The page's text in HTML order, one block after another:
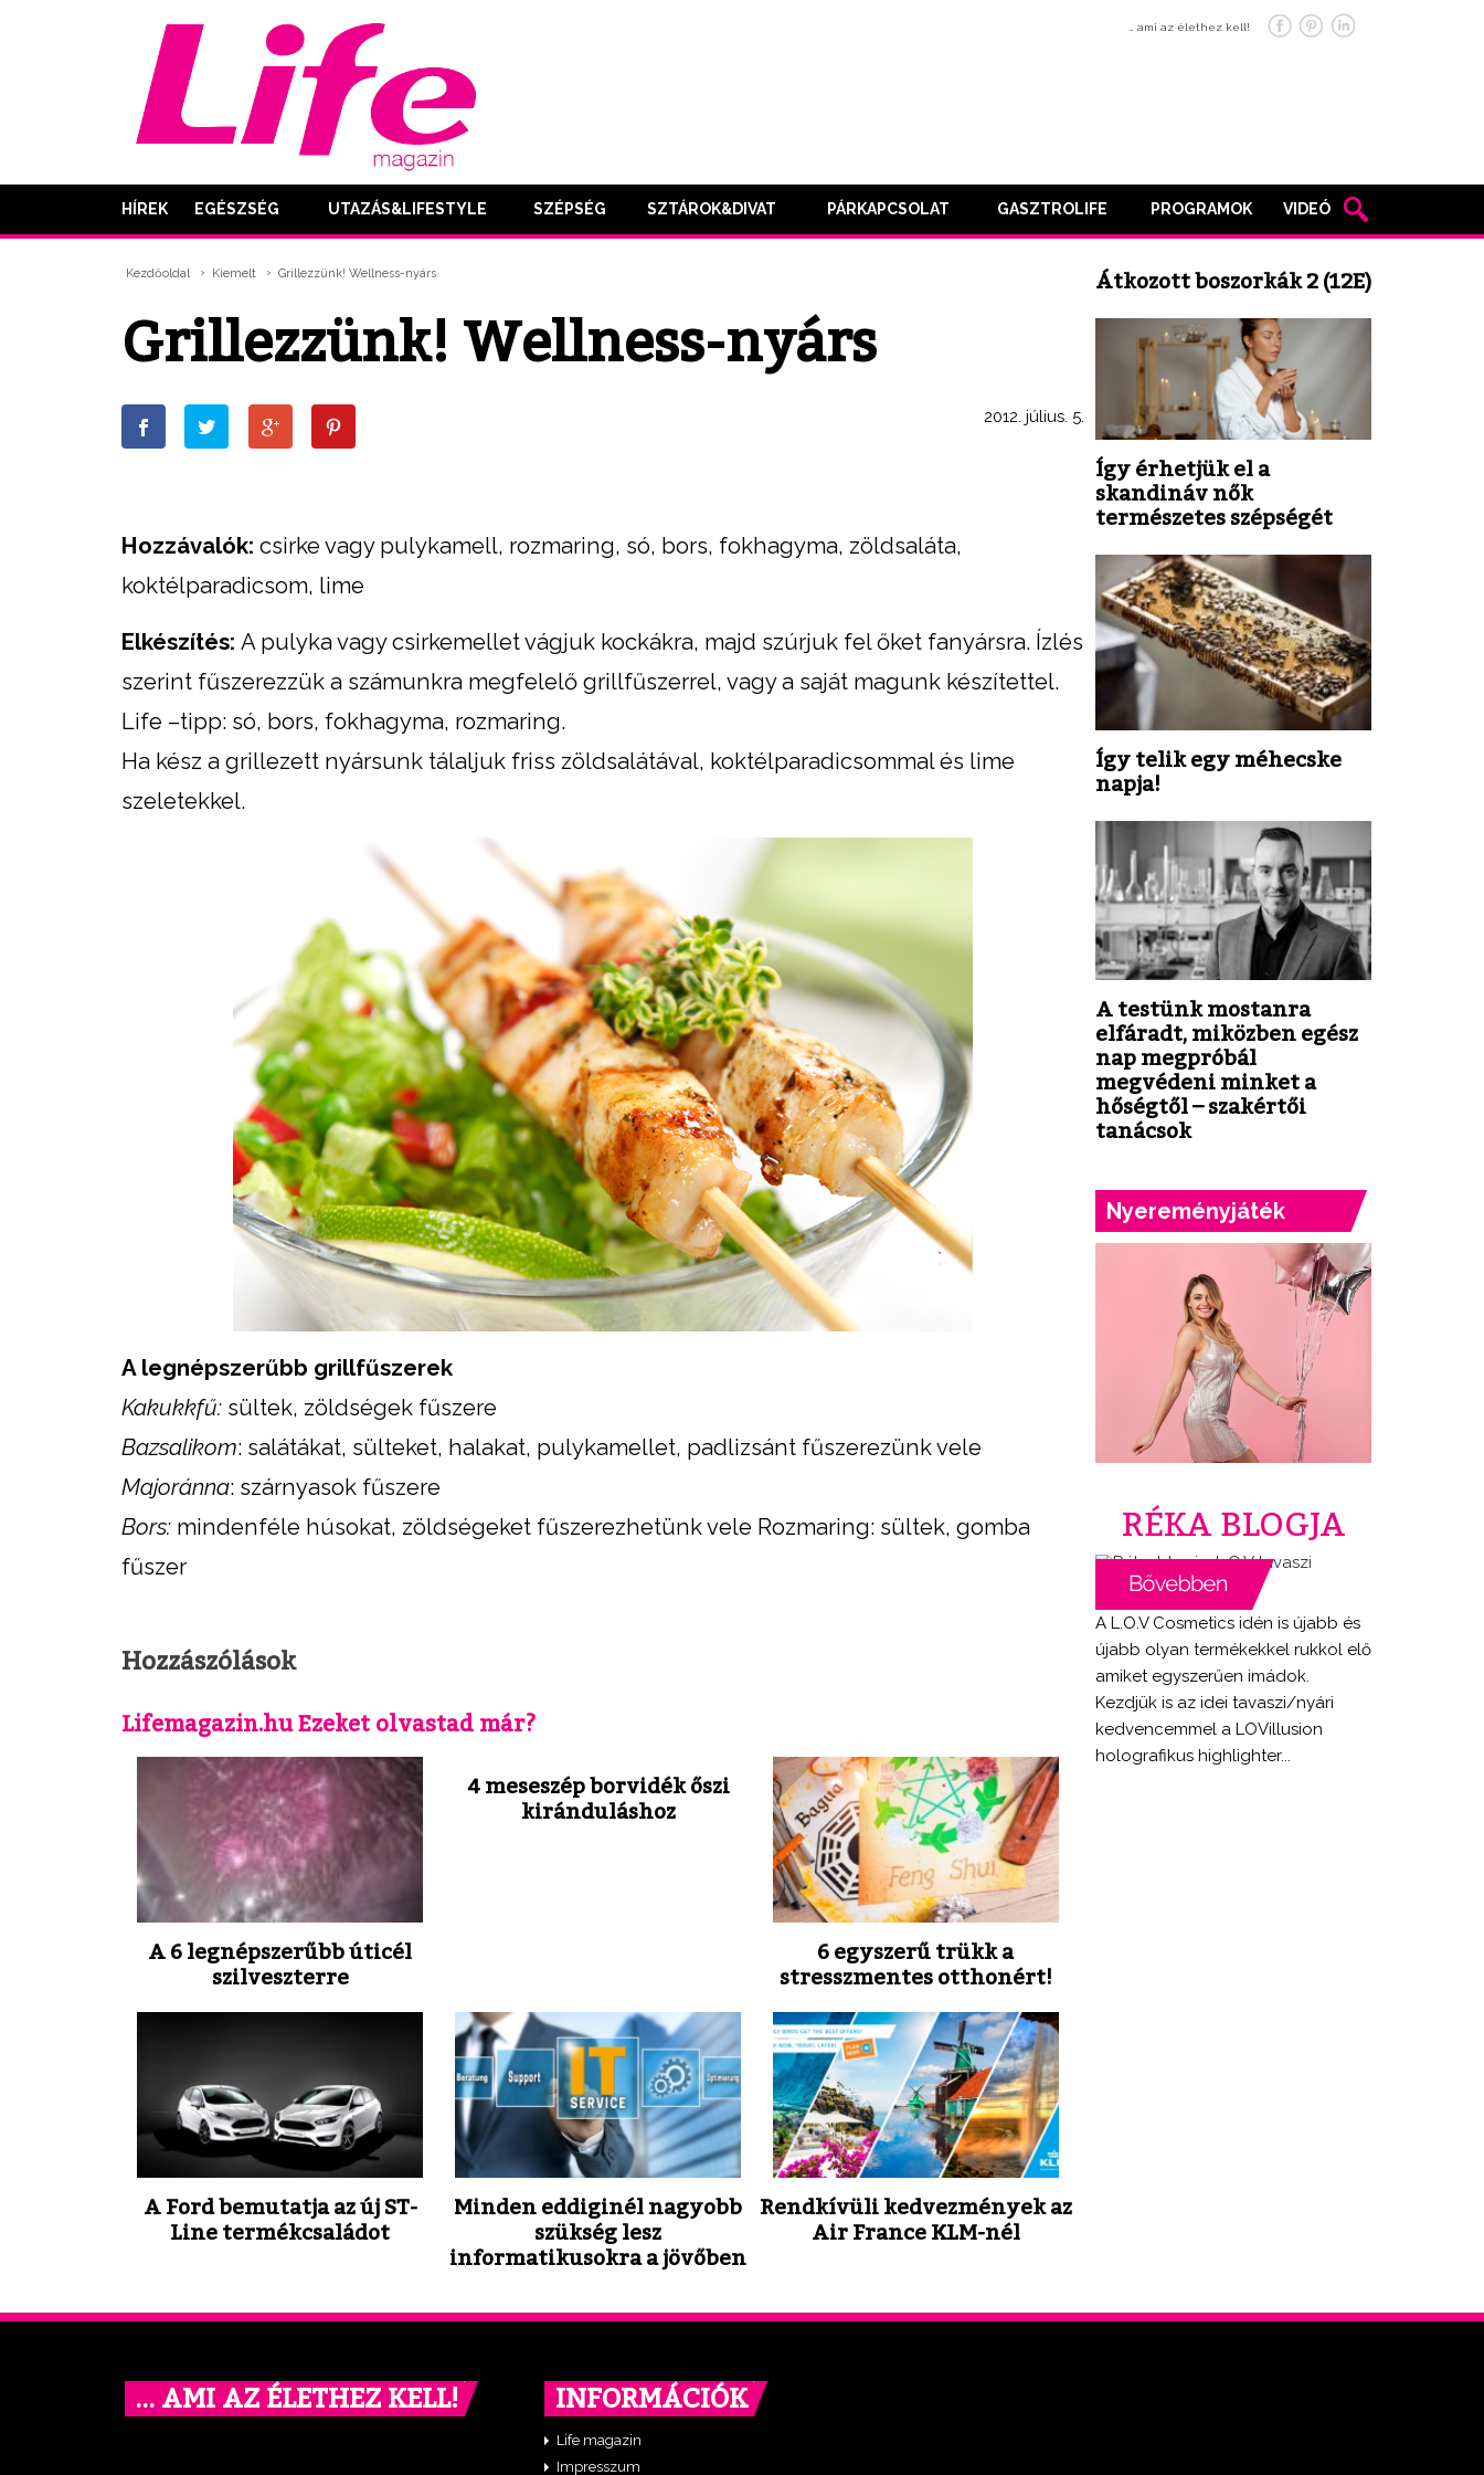
… ami az élethez kell!
HÍREK EGÉSZSÉG UTAZÁS&LIFESTYLE SZÉPSÉG SZTÁROK&DIVAT PÁRKAPCSOLAT GASZTROLIFE PROGRAMOK VIDEÓ
Kezdőoldal Kiemelt Grillezzünk! Wellness-nyárs
Grillezzünk! Wellness-nyárs
2012. július. 5.
Hozzávalók: csirke vagy pulykamell, rozmaring, só, bors, fokhagyma, zöldsaláta,
koktélparadicsom, lime
Elkészítés: A pulyka vagy csirkemellet vágjuk kockákra, majd szúrjuk fel őket fanyársra. Ízlés
szerint fűszerezzük a számunkra megfelelő grillfűszerrel, vagy a saját magunk készítettel.
Life –tipp: só, bors, fokhagyma, rozmaring.
Ha kész a grillezett nyársunk tálaljuk friss zöldsalátával, koktélparadicsommal és lime
szeletekkel.
A legnépszerűbb grillfűszerek
Kakukkfű: sültek, zöldségek fűszere
Bazsalikom: salátákat, sülteket, halakat, pulykamellet, padlizsánt fűszerezünk vele
Majoránna: szárnyasok fűszere
Bors: mindenféle húsokat, zöldségeket fűszerezhetünk vele Rozmaring: sültek, gomba
fűszer
Hozzászólások
Lifemagazin.hu Ezeket olvastad már?
A 6 legnépszerűbb úticél
szilveszterre
4 meseszép borvidék őszi
kiránduláshoz
6 egyszerű trükk a
stresszmentes otthonért!
A Ford bemutatja az új ST-
Line termékcsaládot
Minden eddiginél nagyobb
szükség lesz
informatikusokra a jövőben
Rendkívüli kedvezmények az
Air France KLM-nél
Átkozott boszorkák 2 (12E)
Így érhetjük el a
skandináv nők
természetes szépségét
Így telik egy méhecske
napja!
A testünk mostanra
elfáradt, miközben egész
nap megpróbál
megvédeni minket a
hőségtől – szakértői
tanácsok
Nyereményjáték
RÉKA BLOGJA
A L.O.V Cosmetics idén is újabb és
újabb olyan termékekkel rukkol elő
amiket egyszerűen imádok.
Kezdjük is az idei tavaszi/nyári
kedvencemmel a LOVillusion
holografikus highlighter...
… AMI AZ ÉLETHEZ KELL! INFORMÁCIÓK
Life magazin
Impresszum